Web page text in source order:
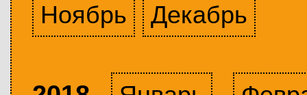
Ноябрь
Декабрь